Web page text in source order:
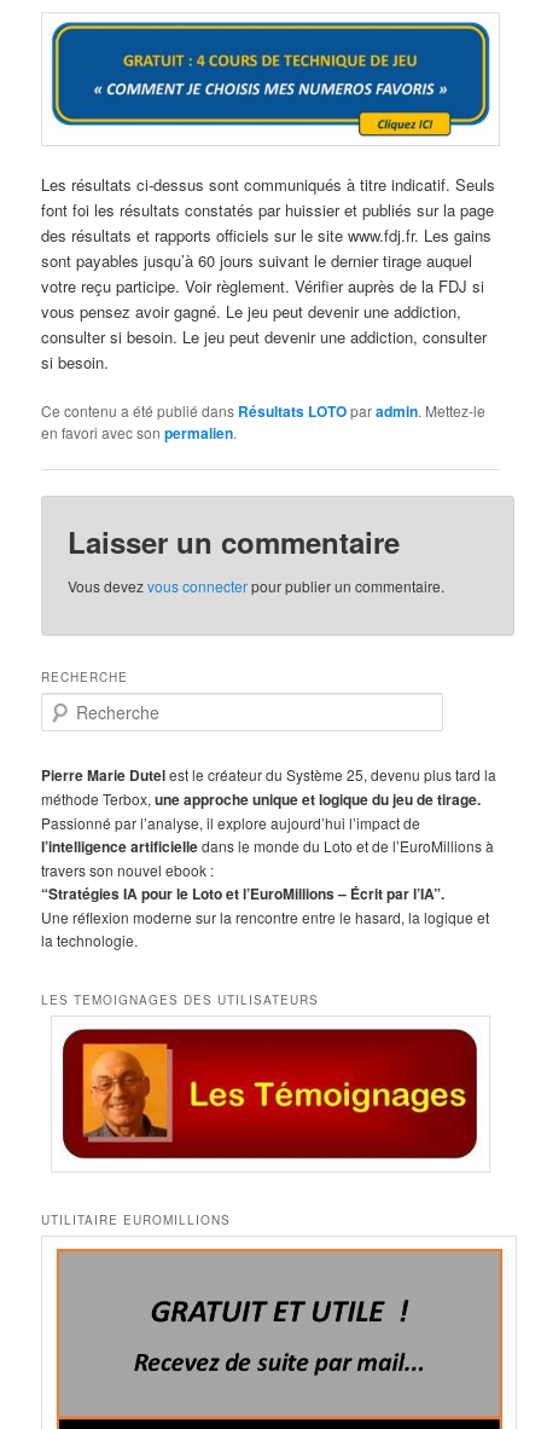
Les résultats ci-dessus sont communiqués à titre indicatif. Seuls
font foi les résultats constatés par huissier et publiés sur la page
des résultats et rapports officiels sur le site www.fdj.fr. Les gains
sont payables jusqu’à 60 jours suivant le dernier tirage auquel
votre reçu participe. Voir règlement. Vérifier auprès de la FDJ si
vous pensez avoir gagné. Le jeu peut devenir une addiction,
consulter si besoin. Le jeu peut devenir une addiction, consulter
si besoin.
Ce contenu a été publié dans Résultats LOTOparadmin. Mettez-le
en favori avec sonpermalien.
Laisser un commentaire
Vous devezvous connecterpour publier un commentaire.
RECHERCHE
e
h
e
r
c
h
e
Pierre Marie Dutelest le créateur du Système 25, devenu plus tard la
méthode Terbox,une approche unique et logique du jeu de tirage.
Passionné par l’analyse, il explore aujourd’hui l’impact de
l’intelligence artificielledans le monde du Loto et de l’EuroMillions à
travers son nouvel ebook :
“Stratégies IA pour le Loto et l’EuroMillions – Écrit par l’IA”.
Une réflexion moderne sur la rencontre entre le hasard, la logique et
la technologie.
LES TEMOIGNAGES DES UTILISATEURS
UTILITAIRE EUROMILLIONS